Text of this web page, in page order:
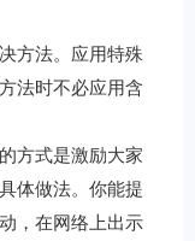
方法。应用特殊
法时不必应用含
方式是激励大家
体做法。你能提
，在网络上出示